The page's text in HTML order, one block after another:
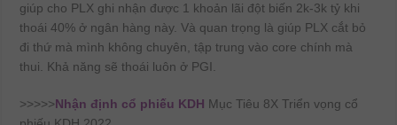
giúp cho PLX ghi nhận được 1 khoản lãi đột biến 2k-3k tỷ khi
thoái 40% ở ngân hàng này. Và quan trọng là giúp PLX cắt bỏ
đi thứ mà mình không chuyên, tập trung vào core chính mà
thui. Khả năng sẽ thoái luôn ở PGI.
>>>>>Nhận định cổ phiếu KDH Mục Tiêu 8X Triển vọng cổ